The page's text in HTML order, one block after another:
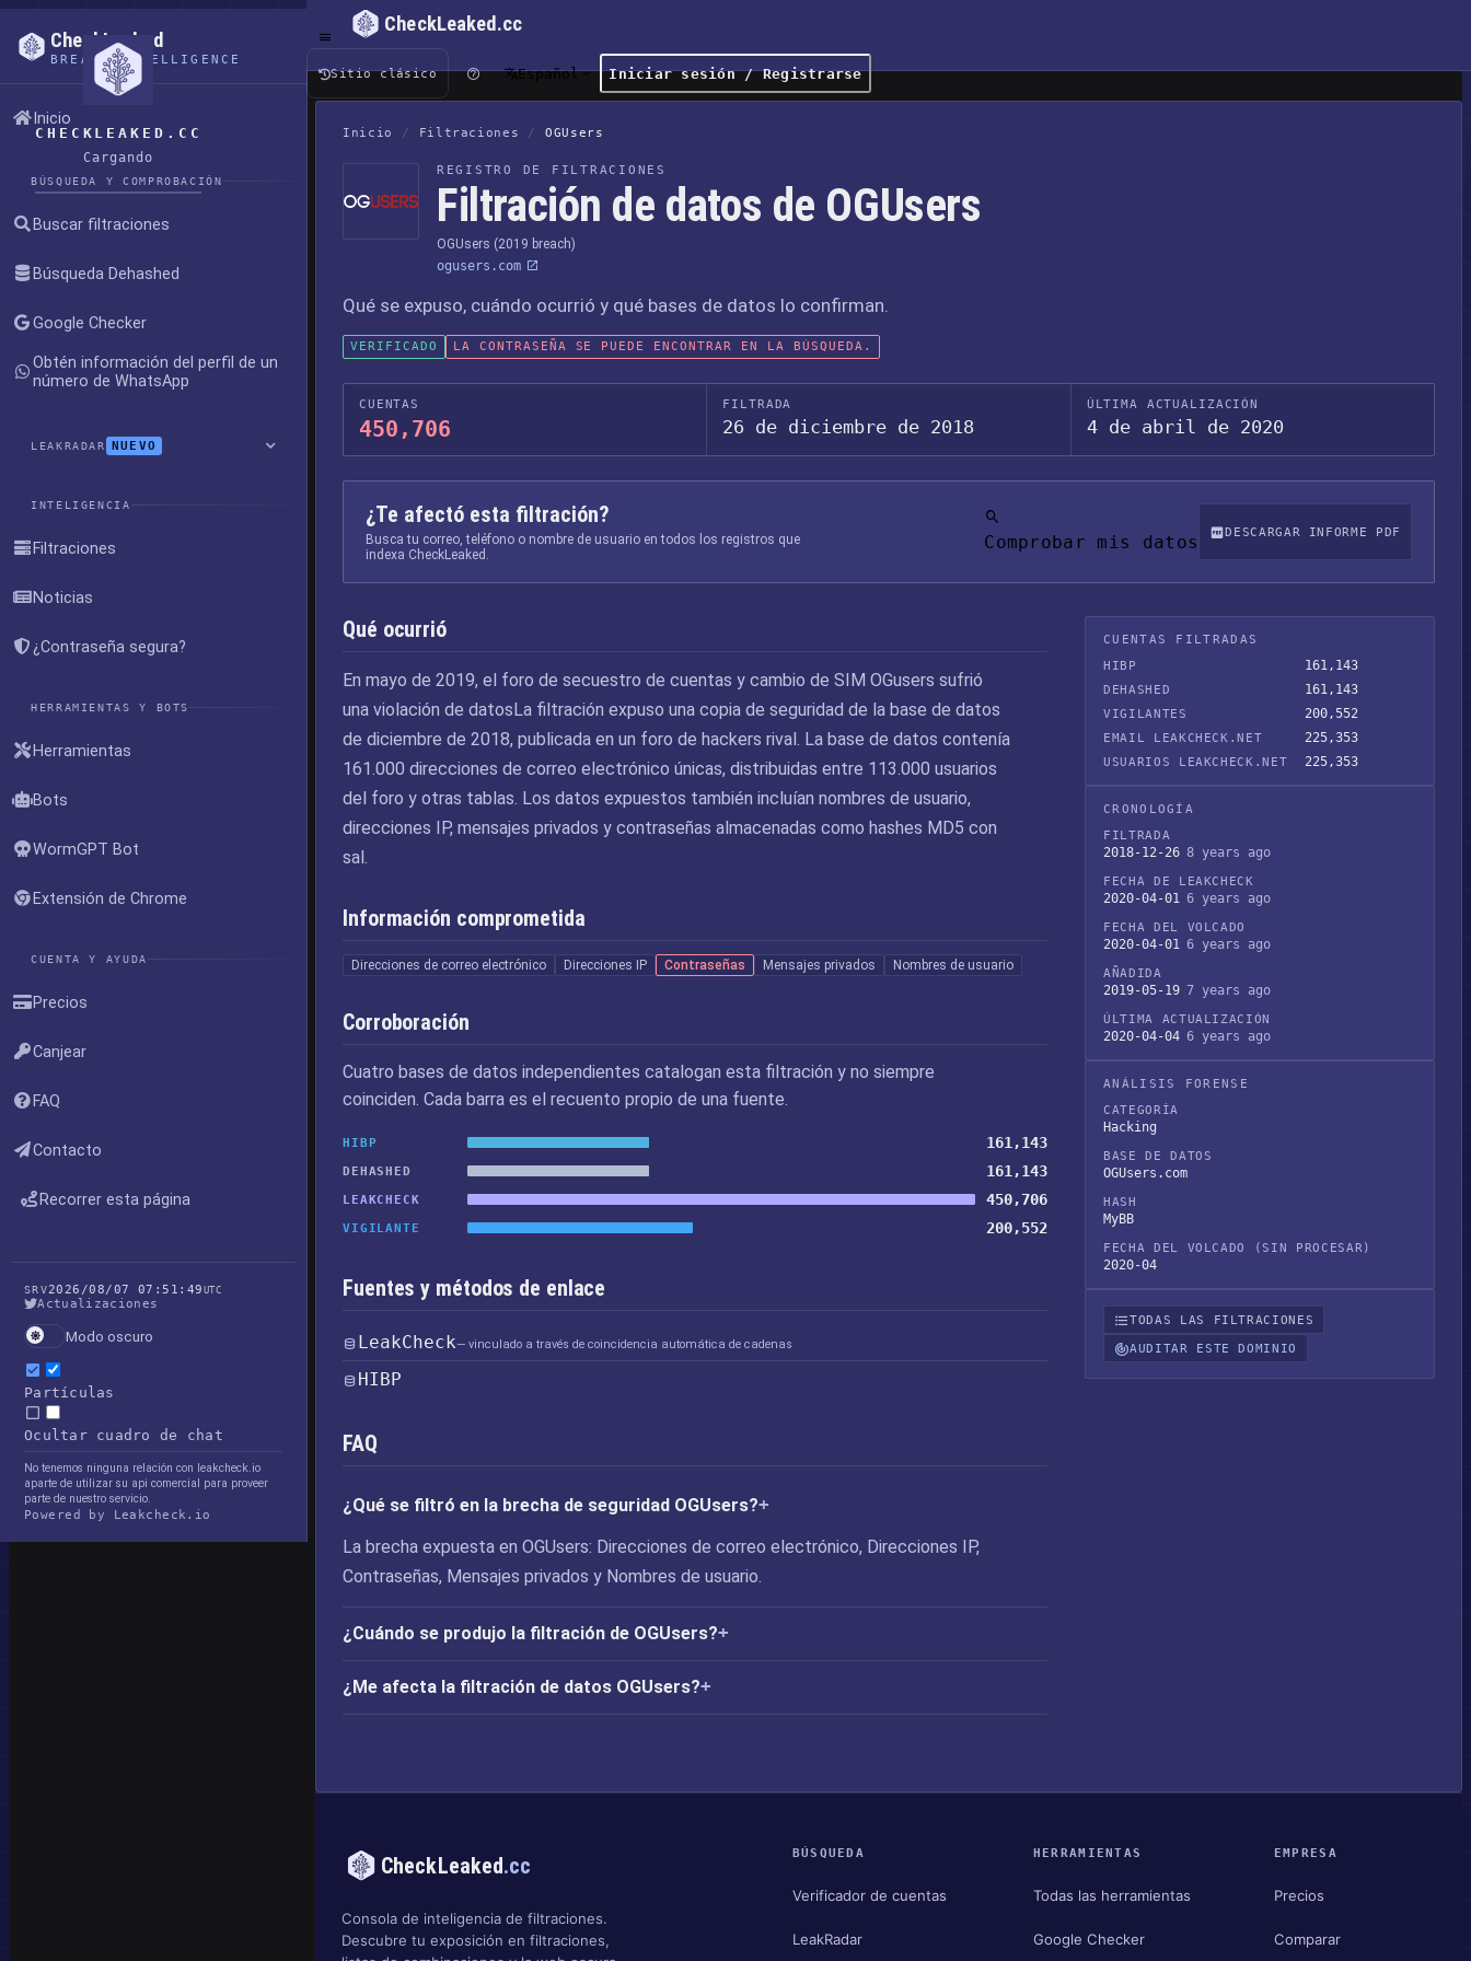
CHECKLEAKED.CC
Cargando
CheckLeaked
BREACH INTELLIGENCE
Inicio
BÚSQUEDA Y COMPROBACIÓN
Buscar filtraciones
Búsqueda Dehashed
Google Checker
Obtén información del perfil de un
número de WhatsApp
LEAKRADAR NUEVO
INTELIGENCIA
Filtraciones
Noticias
¿Contraseña segura?
HERRAMIENTAS Y BOTS
Herramientas
Bots
WormGPT Bot
Extensión de Chrome
CUENTA Y AYUDA
Precios
Canjear
FAQ
Contacto
Recorrer esta página
SRV2026/08/07 07:51:49UTC
Actualizaciones
Modo oscuro
Partículas
Ocultar cuadro de chat
No tenemos ninguna relación con leakcheck.io
aparte de utilizar su api comercial para proveer
parte de nuestro servicio.
Powered by Leakcheck.io
CheckLeaked.cc
Sitio clásico Español Iniciar sesión / Registrarse
Inicio / Filtraciones / OGUsers
REGISTRO DE FILTRACIONES
Filtración de datos de OGUsers
OGUsers (2019 breach)
ogusers.com
Qué se expuso, cuándo ocurrió y qué bases de datos lo confirman.
VERIFICADO LA CONTRASEÑA SE PUEDE ENCONTRAR EN LA BÚSQUEDA.
CUENTAS
450,706
FILTRADA
26 de diciembre de 2018
ÚLTIMA ACTUALIZACIÓN
4 de abril de 2020
¿Te afectó esta filtración?
Busca tu correo, teléfono o nombre de usuario en todos los registros que
indexa CheckLeaked.
Comprobar mis datos DESCARGAR INFORME PDF
Qué ocurrió
En mayo de 2019, el foro de secuestro de cuentas y cambio de SIM OGusers sufrió
una violación de datosLa filtración expuso una copia de seguridad de la base de datos
de diciembre de 2018, publicada en un foro de hackers rival. La base de datos contenía
161.000 direcciones de correo electrónico únicas, distribuidas entre 113.000 usuarios
del foro y otras tablas. Los datos expuestos también incluían nombres de usuario,
direcciones IP, mensajes privados y contraseñas almacenadas como hashes MD5 con
sal.
Información comprometida
Direcciones de correo electrónico Direcciones IP Contraseñas Mensajes privados Nombres de usuario
Corroboración
Cuatro bases de datos independientes catalogan esta filtración y no siempre
coinciden. Cada barra es el recuento propio de una fuente.
HIBP 161,143
DEHASHED 161,143
LEAKCHECK 450,706
VIGILANTE 200,552
Fuentes y métodos de enlace
LeakCheck— vinculado a través de coincidencia automática de cadenas
HIBP
FAQ
¿Qué se filtró en la brecha de seguridad OGUsers?
La brecha expuesta en OGUsers: Direcciones de correo electrónico, Direcciones IP,
Contraseñas, Mensajes privados y Nombres de usuario.
¿Cuándo se produjo la filtración de OGUsers?
¿Me afecta la filtración de datos OGUsers?
CUENTAS FILTRADAS
HIBP
161,143
DEHASHED 161,143
VIGILANTES 200,552
EMAIL LEAKCHECK.NET 225,353
USUARIOS LEAKCHECK.NET 225,353
CRONOLOGÍA
FILTRADA
2018-12-26 8 years ago
FECHA DE LEAKCHECK
2020-04-01 6 years ago
FECHA DEL VOLCADO
2020-04-01 6 years ago
AÑADIDA
2019-05-19 7 years ago
ÚLTIMA ACTUALIZACIÓN
2020-04-04 6 years ago
ANÁLISIS FORENSE
CATEGORÍA
Hacking
BASE DE DATOS
OGUsers.com
HASH
MyBB
FECHA DEL VOLCADO (SIN PROCESAR)
2020-04
TODAS LAS FILTRACIONES
AUDITAR ESTE DOMINIO
CheckLeaked.cc
Consola de inteligencia de filtraciones.
Descubre tu exposición en filtraciones,
BÚSQUEDA
Verificador de cuentas
LeakRadar
HERRAMIENTAS
Todas las herramientas
Google Checker
EMPRESA
Precios
Comparar